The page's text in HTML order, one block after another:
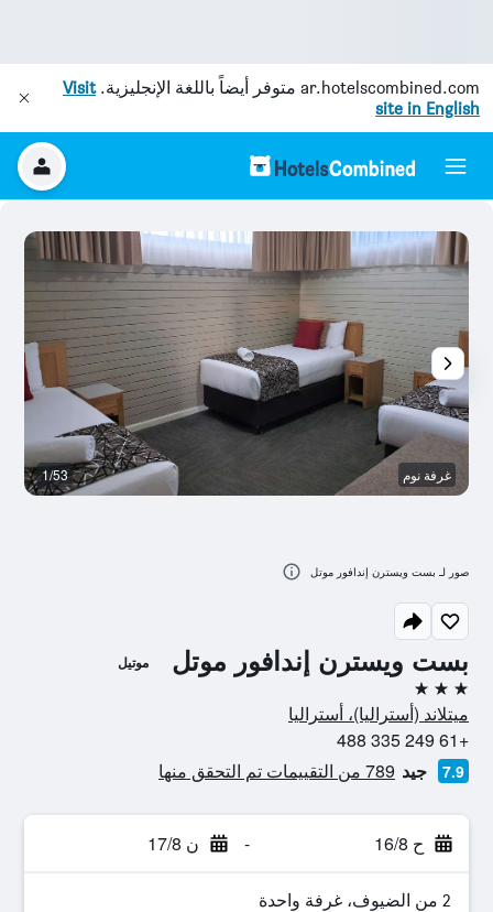
ar.hotelscombined.com متوفر أيضاً باللغة الإنجليزية.Visit
site in English
بست ويسترن إندافور موتل موتيل
3 نجوم
ميتلاند (أستراليا)، أستراليا
+61 249 335 488
7.9 جيد 789 من التقييمات تم التحقق منها
ح 16/8 - ن 17/8
2 من الضيوف، غرفة واحدة
غرفة نوم 1/53
صور لـ بست ويسترن إندافور موتل